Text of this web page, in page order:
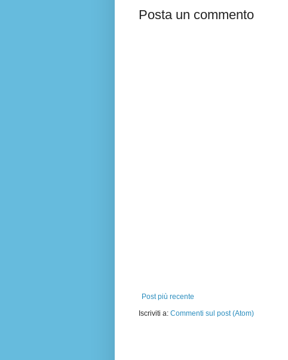
Posta un commento
Post più recente
Iscriviti a: Commenti sul post (Atom)